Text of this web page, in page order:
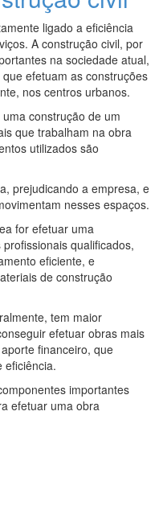
ligado a eficiência
A construção civil, por
na sociedade atual,
efetuam as construções
nos centros urbanos.
construção de um
que trabalham na obra
utilizados são
prejudicando a empresa, e
nesses espaços.
for efetuar uma
qualificados,
eficiente, e
de construção
tem maior
efetuar obras mais
financeiro, que
eficiência.
importantes
efetuar uma obra